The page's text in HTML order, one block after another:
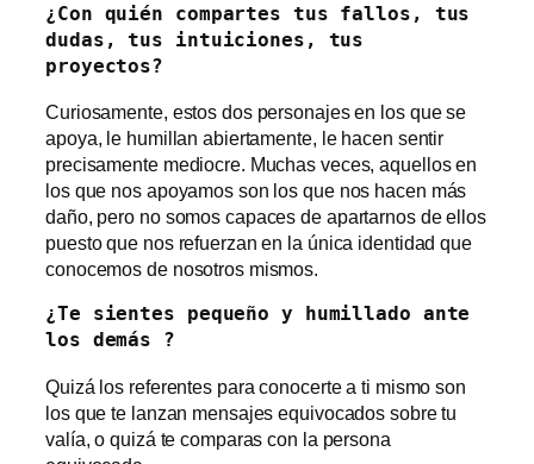
¿Con quién compartes tus fallos, tus
dudas, tus intuiciones, tus
proyectos?
Curiosamente, estos dos personajes en los que se
apoya, le humillan abiertamente, le hacen sentir
precisamente mediocre. Muchas veces, aquellos en
los que nos apoyamos son los que nos hacen más
daño, pero no somos capaces de apartarnos de ellos
puesto que nos refuerzan en la única identidad que
conocemos de nosotros mismos.
¿Te sientes pequeño y humillado ante
los demás ?
Quizá los referentes para conocerte a ti mismo son
los que te lanzan mensajes equivocados sobre tu
valía, o quizá te comparas con la persona